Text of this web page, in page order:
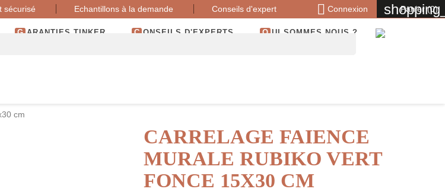
sécurisé Echantillons à la demande Conseils d'expert  Connexion Panier (0)
GARANTIES TINKER CONSEILS D'EXPERTS QUI SOMMES NOUS ?
cm
CARRELAGE FAIENCE
MURALE RUBIKO VERT
FONCE 15X30 CM